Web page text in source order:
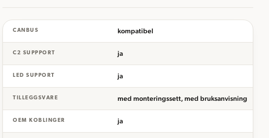
CANBUS kompatibel
C2 SUPPPORT ja
LED SUPPORT ja
TILLEGGSVARE med monteringssett, med bruksanvisning
OEM KOBLINGER ja